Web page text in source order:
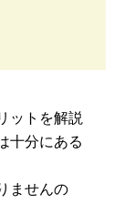
ットを解説
十分にある
ませんの